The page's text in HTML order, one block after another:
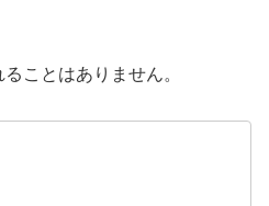
ことはありません。